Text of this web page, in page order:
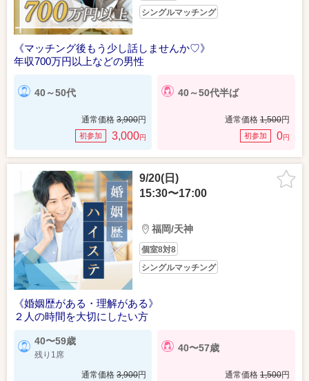
シングルマッチング
《マッチング後もう少し話しませんか♡》
年収700万円以上などの男性
40～50代
通常価格 3,900円
初参加 3,000円
40～50代半ば
通常価格 1,500円
初参加 0円
9/20(日)
15:30〜17:00
福岡/天神
個室8対8
シングルマッチング
《婚姻歴がある・理解がある》
２人の時間を大切にしたい方
40〜59歳
残り1席
通常価格 3,900円
40〜57歳
通常価格 1,500円